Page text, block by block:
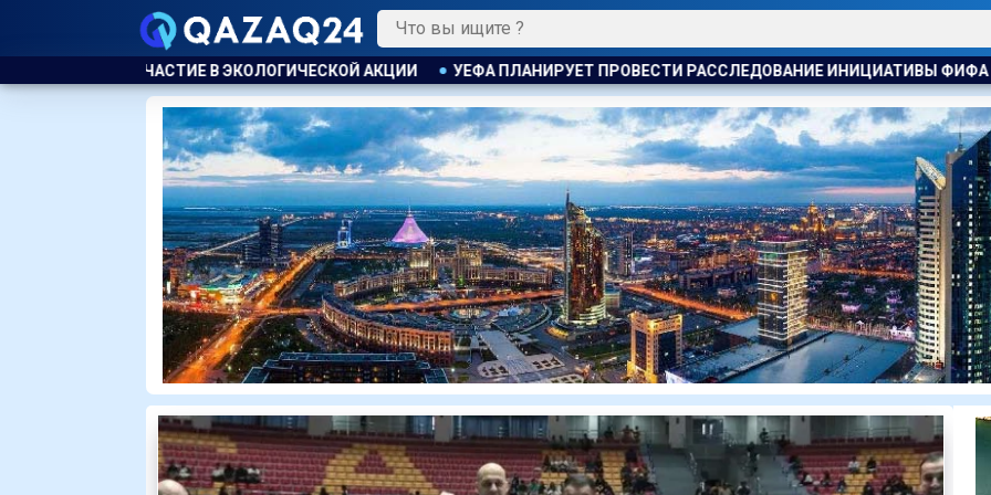
УЕФА ПЛАНИРУЕТ ПРОВЕСТИ РАССЛЕДОВАНИЕ ИНИЦИАТИВЫ ФИФА ПО ПРОДАЖЕ КОММЕРЧЕСКИХ ПРАВ